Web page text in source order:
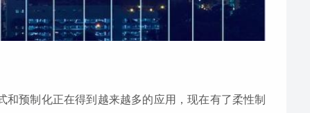
预制化正在得到越来越多的应用，现在有了柔性制